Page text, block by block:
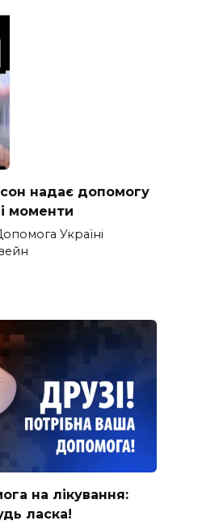
надає допомогу
моменти
Україні
на лікування:
ласка!